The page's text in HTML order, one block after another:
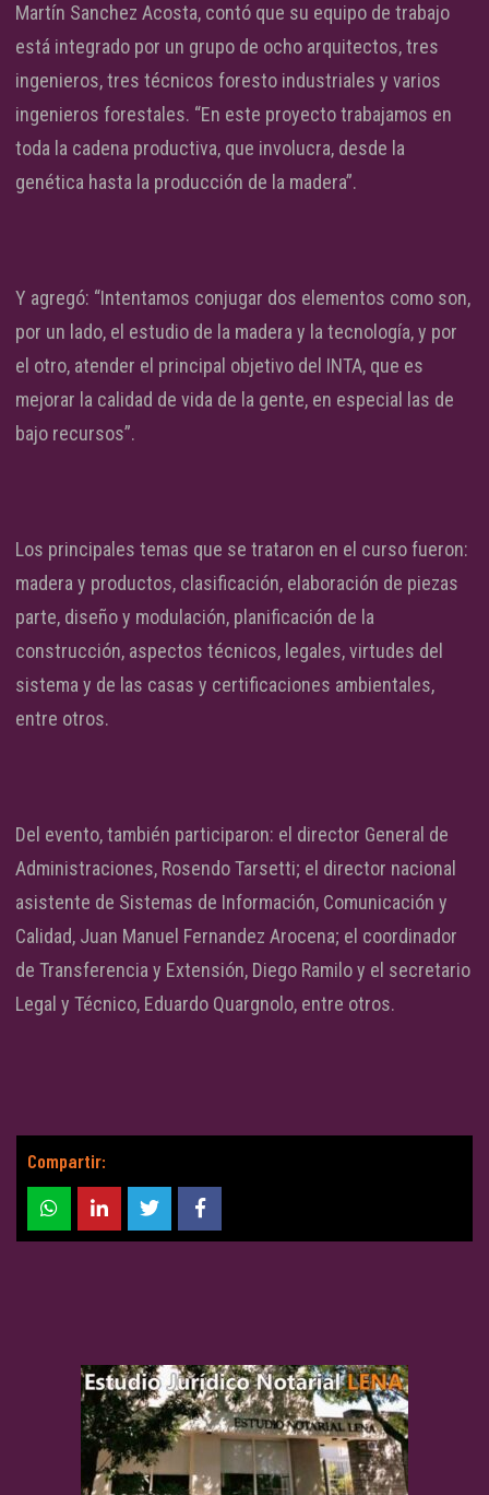
Martín Sanchez Acosta, contó que su equipo de trabajo
está integrado por un grupo de ocho arquitectos, tres
ingenieros, tres técnicos foresto industriales y varios
ingenieros forestales. “En este proyecto trabajamos en
toda la cadena productiva, que involucra, desde la
genética hasta la producción de la madera”.
Y agregó: “Intentamos conjugar dos elementos como son,
por un lado, el estudio de la madera y la tecnología, y por
el otro, atender el principal objetivo del INTA, que es
mejorar la calidad de vida de la gente, en especial las de
bajo recursos”.
Los principales temas que se trataron en el curso fueron:
madera y productos, clasificación, elaboración de piezas
parte, diseño y modulación, planificación de la
construcción, aspectos técnicos, legales, virtudes del
sistema y de las casas y certificaciones ambientales,
entre otros.
Del evento, también participaron: el director General de
Administraciones, Rosendo Tarsetti; el director nacional
asistente de Sistemas de Información, Comunicación y
Calidad, Juan Manuel Fernandez Arocena; el coordinador
de Transferencia y Extensión, Diego Ramilo y el secretario
Legal y Técnico, Eduardo Quargnolo, entre otros.
Compartir: